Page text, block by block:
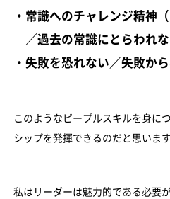
・常識へのチャレンジ精神
／過去の常識にとらわれな
・失敗を恐れない／失敗か
このようなピープルスキルを身に
シップを発揮できるのだと思います
私はリーダーは魅力的である必要